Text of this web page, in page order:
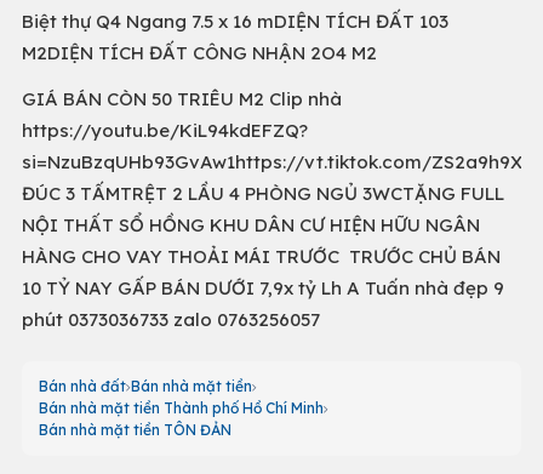
Biệt thự Q4 Ngang 7.5 x 16 mDIỆN TÍCH ĐẤT 103
M2DIỆN TÍCH ĐẤT CÔNG NHẬN 2O4 M2
GIÁ BÁN CÒN 50 TRIÊU M2 Clip nhà
https://youtu.be/KiL94kdEFZQ?
si=NzuBzqUHb93GvAw1https://vt.tiktok.com/ZS2a9h9Xj/
ĐÚC 3 TẤMTRỆT 2 LẦU 4 PHÒNG NGỦ 3WCTẶNG FULL
NỘI THẤT SỔ HỒNG KHU DÂN CƯ HIỆN HỮU NGÂN
HÀNG CHO VAY THOẢI MÁI TRƯỚC TRƯỚC CHỦ BÁN
10 TỶ NAY GẤP BÁN DƯỚI 7,9x tỷ Lh A Tuấn nhà đẹp 9
phút 0373036733 zalo 0763256057
Bán nhà đất Bán nhà mặt tiền
Bán nhà mặt tiền Thành phố Hồ Chí Minh
Bán nhà mặt tiền TÔN ĐẢN